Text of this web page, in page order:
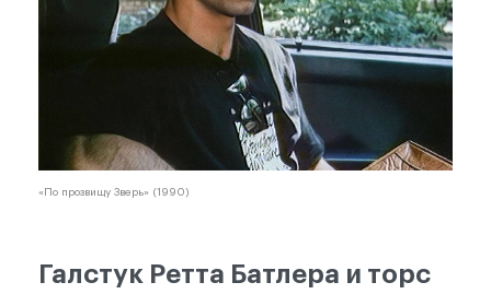
«По прозвищу Зверь» (1990)
Галстук Ретта Батлера и торс